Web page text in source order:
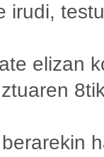
irudi,
elizan